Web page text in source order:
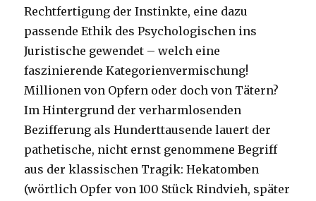
Rechtfertigung der Instinkte, eine dazu
passende Ethik des Psychologischen ins
Juristische gewendet – welch eine
faszinierende Kategorienvermischung!
Millionen von Opfern oder doch von Tätern?
Im Hintergrund der verharmlosenden
Bezifferung als Hunderttausende lauert der
pathetische, nicht ernst genommene Begriff
aus der klassischen Tragik: Hekatomben
(wörtlich Opfer von 100 Stück Rindvieh, später